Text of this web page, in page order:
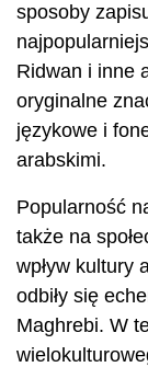
sposoby
Ridwan i inne
oryginalne
językowe i
arabskimi.
Popularność
także na
wpływ kultury
odbiły się
Maghrebi. W